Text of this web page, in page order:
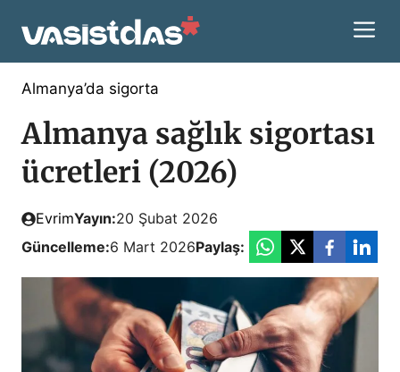
atla
Almanya’da sigorta
Almanya sağlık sigortası
ücretleri (2026)
EvrimYayın:20 Şubat 2026
Güncelleme:6 Mart 2026Paylaş: